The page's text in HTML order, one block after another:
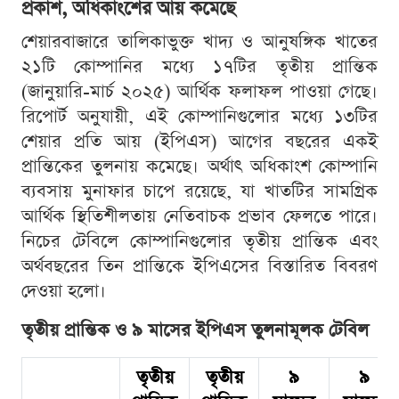
প্রকাশ, অধিকাংশের আয় কমেছে
শেয়ারবাজারে তালিকাভুক্ত খাদ্য ও আনুষঙ্গিক খাতের
২১টি কোম্পানির মধ্যে ১৭টির তৃতীয় প্রান্তিক
(জানুয়ারি-মার্চ ২০২৫) আর্থিক ফলাফল পাওয়া গেছে।
রিপোর্ট অনুযায়ী, এই কোম্পানিগুলোর মধ্যে ১৩টির
শেয়ার প্রতি আয় (ইপিএস) আগের বছরের একই
প্রান্তিকের তুলনায় কমেছে। অর্থাৎ অধিকাংশ কোম্পানি
ব্যবসায় মুনাফার চাপে রয়েছে, যা খাতটির সামগ্রিক
আর্থিক স্থিতিশীলতায় নেতিবাচক প্রভাব ফেলতে পারে।
নিচের টেবিলে কোম্পানিগুলোর তৃতীয় প্রান্তিক এবং
অর্থবছরের তিন প্রান্তিকে ইপিএসের বিস্তারিত বিবরণ
দেওয়া হলো।
তৃতীয় প্রান্তিক ও ৯ মাসের ইপিএস তুলনামূলক টেবিল
তৃতীয়
তৃতীয়
৯
৯